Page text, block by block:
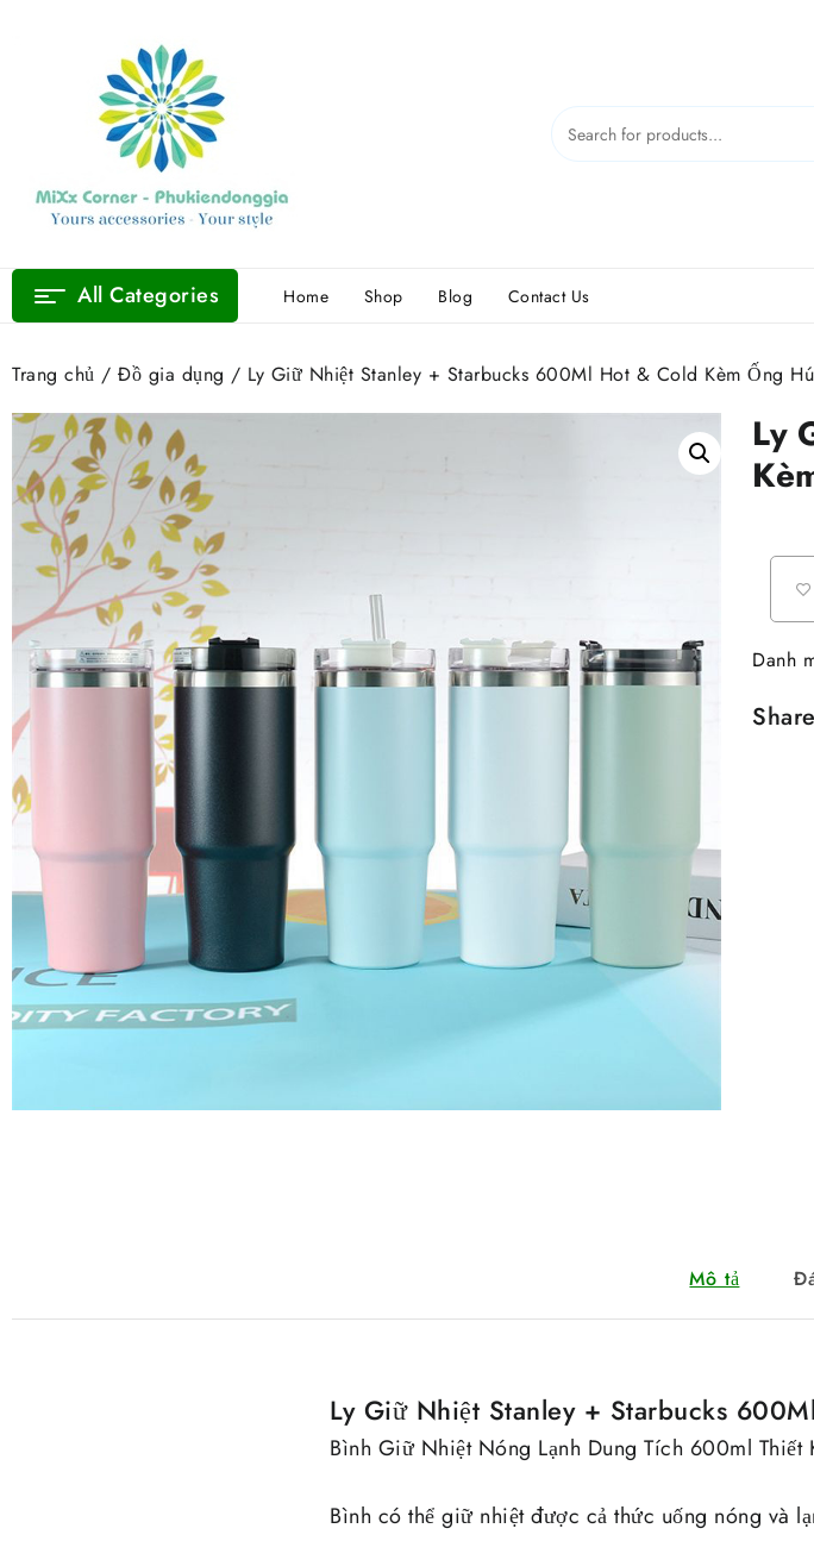
All Categories Home Shop Blog Contact Us
Trang chủ / Đồ gia dụng / Ly Giữ Nhiệt Stanley + Starbucks 600Ml Hot & Cold Kèm Ống
Ly
Danh
Share
Mô tả
Ly Giữ Nhiệt Stanley + Starbucks
Bình Giữ Nhiệt Nóng Lạnh Dung Tích 600ml Thiết
Bình có thể giữ nhiệt được cả thức uống nóng và